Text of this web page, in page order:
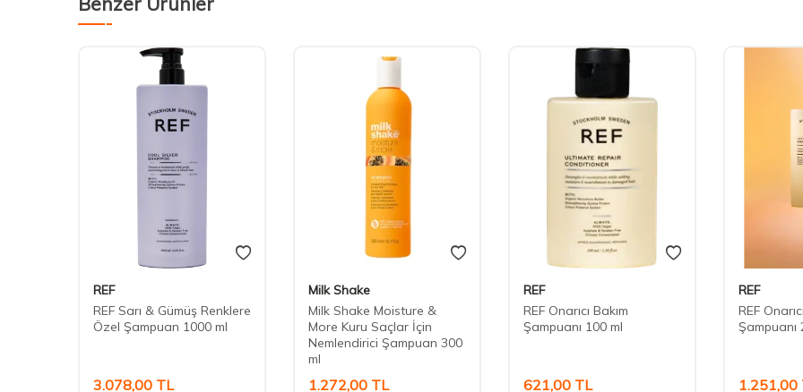
REF
REF Sarı & Gümüş Renklere
Özel Şampuan 1000 ml
3.078,00 TL
Milk Shake
Milk Shake Moisture &
More Kuru Saçlar İçin
Nemlendirici Şampuan 300
ml
1.272,00 TL
REF
REF Onarıcı Bakım
Şampuanı 100 ml
621,00 TL
REF
REF
Şampuanı
1.251,00